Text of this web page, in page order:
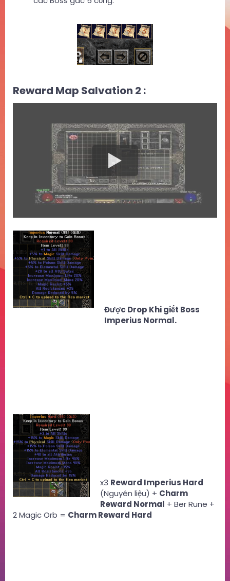
Reward Map Salvation 2 :
Được Drop Khi giết Boss
Imperius Normal.
x3 Reward Imperius Hard
(Nguyên liệu) + Charm
Reward Normal + Ber Rune +
2 Magic Orb = Charm Reward Hard